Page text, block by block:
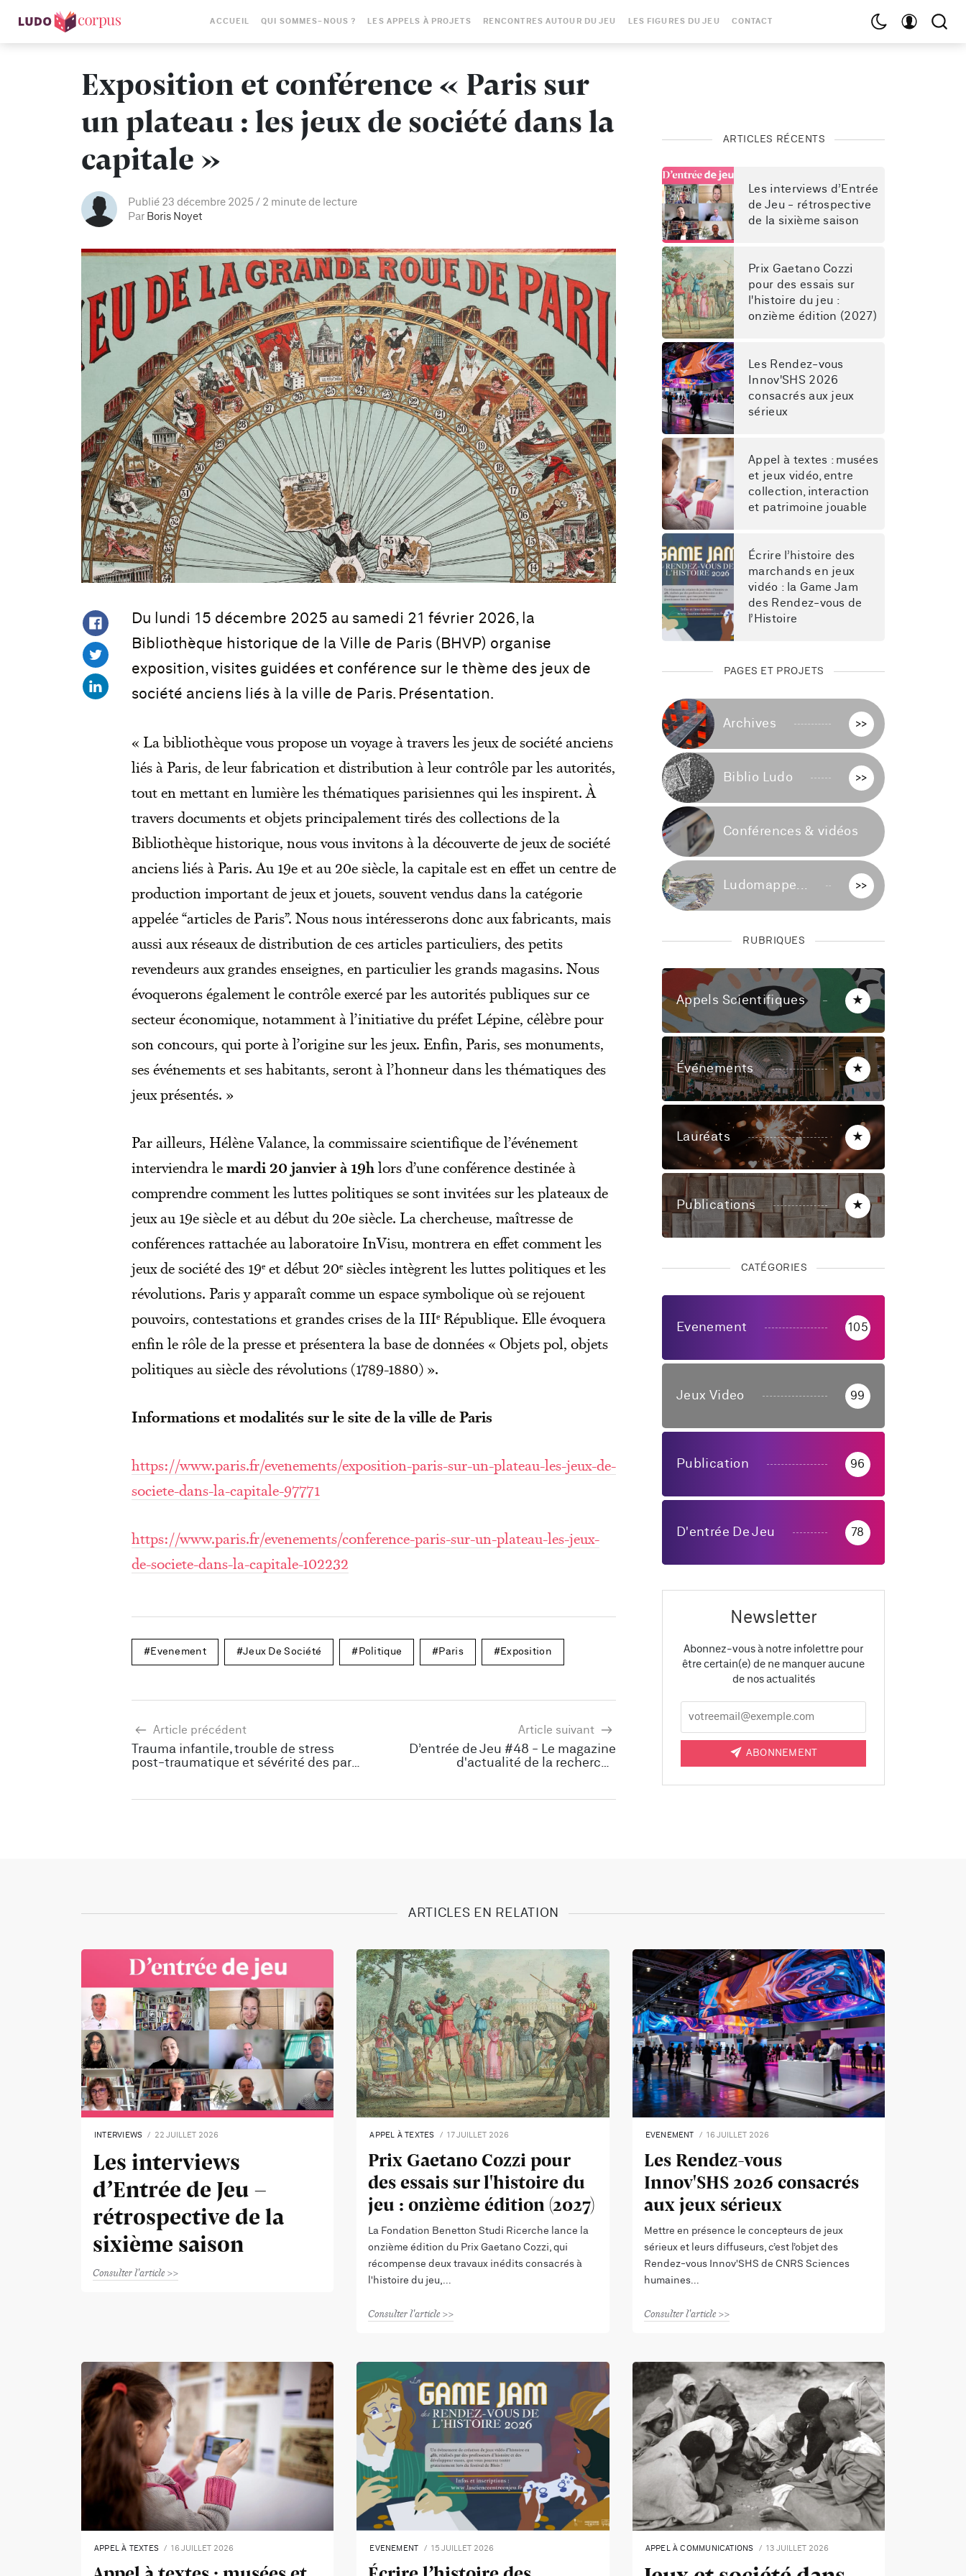
ACCUEIL QUI SOMMES-NOUS ? LES APPELS À PROJETS RENCONTRES AUTOUR DU JEU LES FIGURES DU JEU CONTACT
Exposition et conférence « Paris sur
un plateau : les jeux de société dans la
capitale »
Publié 23 décembre 2025
2 minute de lecture
Par Boris Noyet
Du lundi 15 décembre 2025 au samedi 21 février 2026, la
Bibliothèque historique de la Ville de Paris (BHVP) organise
exposition, visites guidées et conférence sur le thème des jeux de
société anciens liés à la ville de Paris. Présentation.
« La bibliothèque vous propose un voyage à travers les jeux de société anciens
liés à Paris, de leur fabrication et distribution à leur contrôle par les autorités,
tout en mettant en lumière les thématiques parisiennes qui les inspirent. À
travers documents et objets principalement tirés des collections de la
Bibliothèque historique, nous vous invitons à la découverte de jeux de société
anciens liés à Paris. Au 19e et au 20e siècle, la capitale est en effet un centre de
production important de jeux et jouets, souvent vendus dans la catégorie
appelée “articles de Paris”. Nous nous intéresserons donc aux fabricants, mais
aussi aux réseaux de distribution de ces articles particuliers, des petits
revendeurs aux grandes enseignes, en particulier les grands magasins. Nous
évoquerons également le contrôle exercé par les autorités publiques sur ce
secteur économique, notamment à l’initiative du préfet Lépine, célèbre pour
son concours, qui porte à l’origine sur les jeux. Enfin, Paris, ses monuments,
ses événements et ses habitants, seront à l’honneur dans les thématiques des
jeux présentés. »
Par ailleurs, Hélène Valance, la commissaire scientifique de l’événement
interviendra lemardi 20 janvier à 19h lors d’une conférence destinée à
comprendre comment les luttes politiques se sont invitées sur les plateaux de
jeux au 19e siècle et au début du 20e siècle. La chercheuse, maîtresse de
conférences rattachée au laboratoire InVisu, montrera en effet comment les
jeux de société des 19ᵉ et début 20ᵉ siècles intègrent les luttes politiques et les
révolutions. Paris y apparaît comme un espace symbolique où se rejouent
pouvoirs, contestations et grandes crises de la IIIᵉ République. Elle évoquera
enfin le rôle de la presse et présentera la base de données « Objets pol, objets
politiques au siècle des révolutions (1789-1880) ».
Informations et modalités sur le site de la ville de Paris
https://www.paris.fr/evenements/exposition-paris-sur-un-plateau-les-jeux-de-
societe-dans-la-capitale-97771
https://www.paris.fr/evenements/conference-paris-sur-un-plateau-les-jeux-
de-societe-dans-la-capitale-102232
Evenement Jeux De Société Politique Paris Exposition
Article précédent
Trauma infantile, trouble de stress
post-traumatique et sévérité des paris
Article suivant
D’entrée de Jeu #48 - Le magazine
d'actualité de la recherche
ARTICLES RÉCENTS
Les interviews d’Entrée
de Jeu - rétrospective
de la sixième saison
Prix Gaetano Cozzi
pour des essais sur
l'histoire du jeu :
onzième édition (2027)
Les Rendez-vous
Innov'SHS 2026
consacrés aux jeux
sérieux
Appel à textes : musées
et jeux vidéo, entre
collection, interaction
et patrimoine jouable
Écrire l’histoire des
marchands en jeux
vidéo : la Game Jam
des Rendez-vous de
l’Histoire
PAGES ET PROJETS
Archives >>
Biblio Ludo >>
Conférences & vidéos
Ludomappe... >>
RUBRIQUES
Appels Scientifiques ★
Événements ★
Lauréats ★
Publications ★
CATÉGORIES
Evenement 105
Jeux Video 99
Publication 96
D'entrée De Jeu 78
Newsletter
Abonnez-vous à notre infolettre pour
être certain(e) de ne manquer aucune
de nos actualités
ABONNEMENT
ARTICLES EN RELATION
INTERVIEWS 22 JUILLET 2026
Les interviews
d’Entrée de Jeu -
rétrospective de la
sixième saison
Consulter l'article
APPEL À TEXTES 17 JUILLET 2026
Prix Gaetano Cozzi pour
des essais sur l'histoire du
jeu : onzième édition (2027)
La Fondation Benetton Studi Ricerche lance la
onzième édition du Prix Gaetano Cozzi, qui
récompense deux travaux inédits consacrés à
l'histoire du jeu,
Consulter l'article
EVENEMENT 16 JUILLET 2026
Les Rendez-vous
Innov'SHS 2026 consacrés
aux jeux sérieux
Mettre en présence le concepteurs de jeux
sérieux et leurs diffuseurs, c’est l’objet des
Rendez-vous Innov'SHS de CNRS Sciences
humaines
Consulter l'article
APPEL À TEXTES 16 JUILLET 2026 EVENEMENT 15 JUILLET 2026 APPEL À COMMUNICATIONS 13 JUILLET 2026